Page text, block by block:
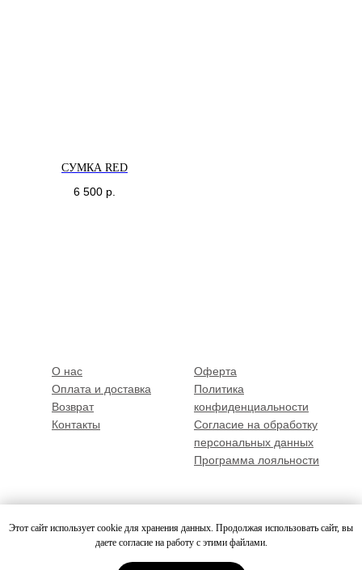
Этот сайт использует cookie для хранения данных. Продолжая использовать сайт, вы
даете согласие на работу с этими файлами.
СУМКА RED
6 500 р.
О нас
Оплата и доставка
Возврат
Контакты
Оферта
Политика
конфиденциальности
Согласие на обработку
персональных данных
Программа лояльности